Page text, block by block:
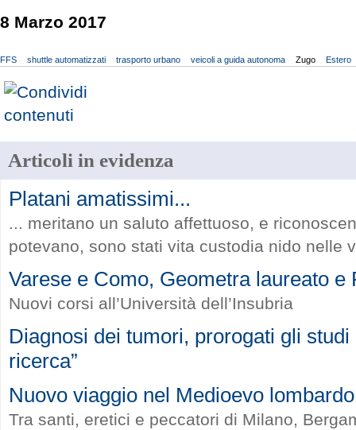
8 Marzo 2017
FFS shuttle automatizzati trasporto urbano veicoli a guida autonoma Zugo Estero
Articoli in evidenza
Platani amatissimi...
... meritano un saluto affettuoso, e
potevano, sono stati vita custodia nido nelle
Varese e Como, Geometra laureato e
Nuovi corsi all’Università dell’Insubria
Diagnosi dei tumori, prorogati gli
ricerca”
Nuovo viaggio nel Medioevo lombardo
Tra santi, eretici e peccatori di Milano,